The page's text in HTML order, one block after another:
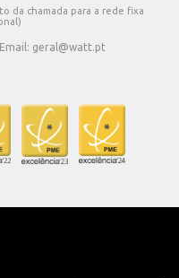
da chamada para a rede fixa
Email: geral@watt.pt